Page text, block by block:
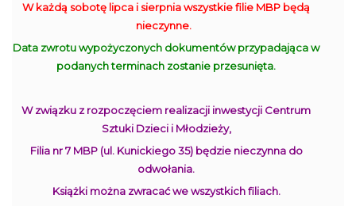
W każdą sobotę lipca i sierpnia wszystkie filie MBP będą
nieczynne.
Data zwrotu wypożyczonych dokumentów przypadająca w
podanych terminach zostanie przesunięta.
W związku z rozpoczęciem realizacji inwestycji Centrum
Sztuki Dzieci i Młodzieży,
Filia nr 7 MBP (ul. Kunickiego 35) będzie nieczynna do
odwołania.
Książki można zwracać we wszystkich filiach.